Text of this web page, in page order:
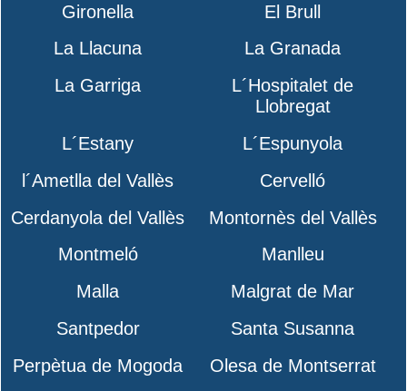
Gironella
El Brull
La Llacuna
La Granada
La Garriga
L´Hospitalet de
Llobregat
L´Estany
L´Espunyola
l´Ametlla del Vallès
Cervelló
Cerdanyola del Vallès
Montornès del Vallès
Montmeló
Manlleu
Malla
Malgrat de Mar
Santpedor
Santa Susanna
Perpètua de Mogoda
Olesa de Montserrat